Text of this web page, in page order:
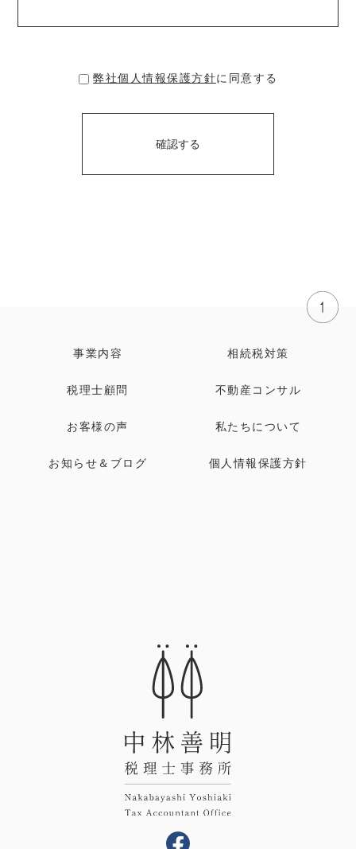
弊社個人情報保護方針に同意する
事業内容 相続税対策
税理士顧問 不動産コンサル
お客様の声 私たちについて
お知らせ＆ブログ 個人情報保護方針